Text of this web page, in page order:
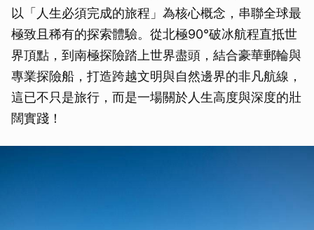
以「人生必須完成的旅程」為核心概念，串聯全球最
極致且稀有的探索體驗。從北極90°破冰航程直抵世
界頂點，到南極探險踏上世界盡頭，結合豪華郵輪與
專業探險船，打造跨越文明與自然邊界的非凡航線，
這已不只是旅行，而是一場關於人生高度與深度的壯
闊實踐！